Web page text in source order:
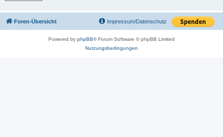
Foren-Übersicht Impressum/Datenschutz
Powered by phpBB® Forum Software © phpBB Limited
Nutzungsbedingungen